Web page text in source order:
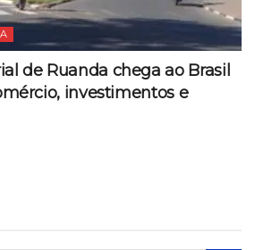
de Ruanda chega ao Brasil
investimentos e